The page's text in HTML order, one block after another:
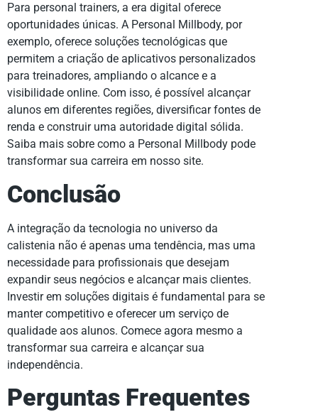
Para personal trainers, a era digital oferece
oportunidades únicas. A Personal Millbody, por
exemplo, oferece soluções tecnológicas que
permitem a criação de aplicativos personalizados
para treinadores, ampliando o alcance e a
visibilidade online. Com isso, é possível alcançar
alunos em diferentes regiões, diversificar fontes de
renda e construir uma autoridade digital sólida.
Saiba mais sobre como a Personal Millbody pode
transformar sua carreira em nosso site.
Conclusão
A integração da tecnologia no universo da
calistenia não é apenas uma tendência, mas uma
necessidade para profissionais que desejam
expandir seus negócios e alcançar mais clientes.
Investir em soluções digitais é fundamental para se
manter competitivo e oferecer um serviço de
qualidade aos alunos. Comece agora mesmo a
transformar sua carreira e alcançar sua
independência.
Perguntas Frequentes